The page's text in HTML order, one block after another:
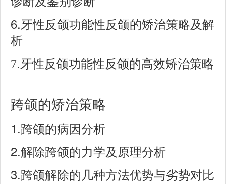
6.牙性反颌功能性反颌的矫治策略及解
析
7.牙性反颌功能性反颌的高效矫治策略
跨颌的矫治策略
1.跨颌的病因分析
2.解除跨颌的力学及原理分析
3.跨颌解除的几种方法优势与劣势对比